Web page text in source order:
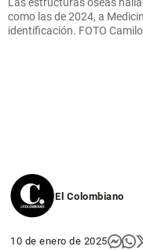
como las de 2024, a
identificación. FOTO
El Colombiano
10 de enero de 2025